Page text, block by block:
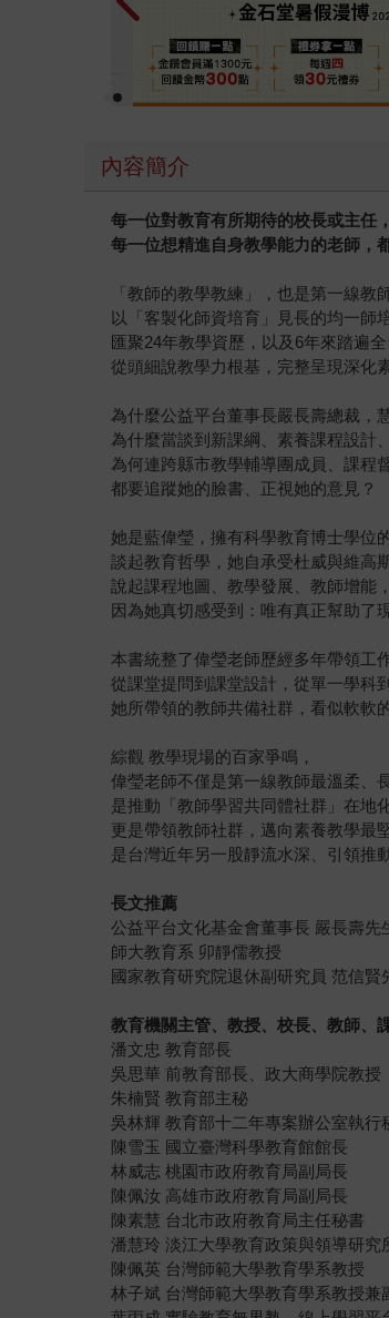
內容簡介
每一位對教育有所期待的校長或主任
每一位想精進自身教學能力的老師，
「教師的教學教練」，也是第一線教
以「客製化師資培育」見長的均一師
匯聚24年教學資歷，以及6年來踏遍
從頭細說教學力根基，完整呈現深化
為什麼公益平台董事長嚴長壽總裁，
為什麼當談到新課綱、素養課程設計
為何連跨縣市教學輔導團成員、課程
都要追蹤她的臉書、正視她的意見？
她是藍偉瑩，擁有科學教育博士學位
談起教育哲學，她自承受杜威與維高
說起課程地圖、教學發展、教師增能
因為她真切感受到：唯有真正幫助了
本書統整了偉瑩老師歷經多年帶領工
從課堂提問到課堂設計，從單一學科
她所帶領的教師共備社群，看似軟軟
綜觀 教學現場的百家爭鳴，
偉瑩老師不僅是第一線教師最溫柔、
是推動「教師學習共同體社群」在地
更是帶領教師社群，邁向素養教學最
是台灣近年另一股靜流水深、引領推
長文推薦
公益平台文化基金會董事長 嚴長壽先
師大教育系 卯靜儒教授
國家教育研究院退休副研究員 范信賢
教育機關主管、教授、校長、教師、
潘文忠 教育部長
吳思華 前教育部長、政大商學院教授
朱楠賢 教育部主秘
吳林輝 教育部十二年專案辦公室執行
陳雪玉 國立臺灣科學教育館館長
林威志 桃園市政府教育局副局長
陳佩汝 高雄市政府教育局副局長
陳素慧 台北市政府教育局主任秘書
潘慧玲 淡江大學教育政策與領導研究
陳佩英 台灣師範大學教育學系教授
林子斌 台灣師範大學教育學系教授兼